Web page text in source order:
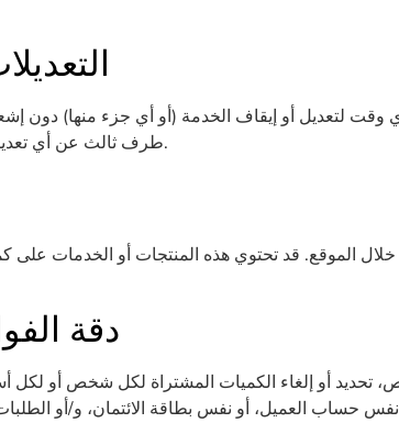
وقت لتعديل أو إيقاف الخدمة (أو أي جزء منها) دون
طرف ثالث عن أي تعديل أو تغيير في الأسعار أو تعليق أو إيقاف الخدمة.
الموقع. قد تحتوي هذه المنتجات أو الخدمات على
دقة
تحديد أو إلغاء الكميات المشتراة لكل شخص أو